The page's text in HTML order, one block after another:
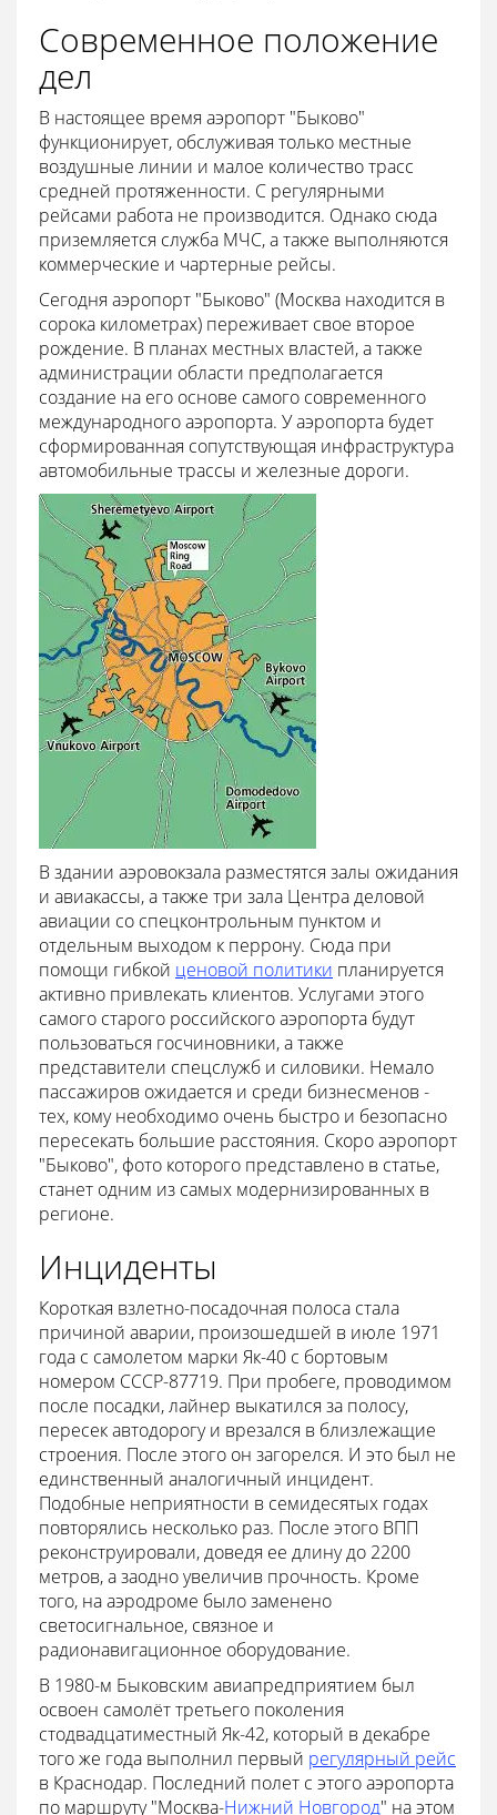
Современное положение
дел
В настоящее время аэропорт "Быково"
функционирует, обслуживая только местные
воздушные линии и малое количество трасс
средней протяженности. С регулярными
рейсами работа не производится. Однако сюда
приземляется служба МЧС, а также выполняются
коммерческие и чартерные рейсы.
Сегодня аэропорт "Быково" (Москва находится в
сорока километрах) переживает свое второе
рождение. В планах местных властей, а также
администрации области предполагается
создание на его основе самого современного
международного аэропорта. У аэропорта будет
сформированная сопутствующая инфраструктура
автомобильные трассы и железные дороги.
В здании аэровокзала разместятся залы ожидания
и авиакассы, а также три зала Центра деловой
авиации со спецконтрольным пунктом и
отдельным выходом к перрону. Сюда при
помощи гибкой ценовой политики планируется
активно привлекать клиентов. Услугами этого
самого старого российского аэропорта будут
пользоваться госчиновники, а также
представители спецслужб и силовики. Немало
пассажиров ожидается и среди бизнесменов -
тех, кому необходимо очень быстро и безопасно
пересекать большие расстояния. Скоро аэропорт
"Быково", фото которого представлено в статье,
станет одним из самых модернизированных в
регионе.
Инциденты
Короткая взлетно-посадочная полоса стала
причиной аварии, произошедшей в июле 1971
года с самолетом марки Як-40 с бортовым
номером СССР-87719. При пробеге, проводимом
после посадки, лайнер выкатился за полосу,
пересек автодорогу и врезался в близлежащие
строения. После этого он загорелся. И это был не
единственный аналогичный инцидент.
Подобные неприятности в семидесятых годах
повторялись несколько раз. После этого ВПП
реконструировали, доведя ее длину до 2200
метров, а заодно увеличив прочность. Кроме
того, на аэродроме было заменено
светосигнальное, связное и
радионавигационное оборудование.
В 1980-м Быковским авиапредприятием был
освоен самолёт третьего поколения
стодвадцатиместный Як-42, который в декабре
того же года выполнил первый регулярный рейс
в Краснодар. Последний полет с этого аэропорта
по маршруту "Москва-Нижний Новгород" на этом